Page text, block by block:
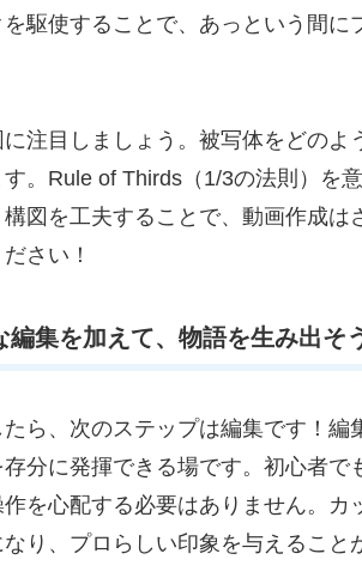
駆使することで、あっという間
注目しましょう。被写体をどの
。Rule of Thirds（1/3の法則）を
図を工夫することで、動画作成
さい！
編集を加えて、物語を生み出そ
ら、次のステップは編集です！
分に発揮できる場です。初心者
を心配する必要はありません。
り、プロらしい印象を与えること